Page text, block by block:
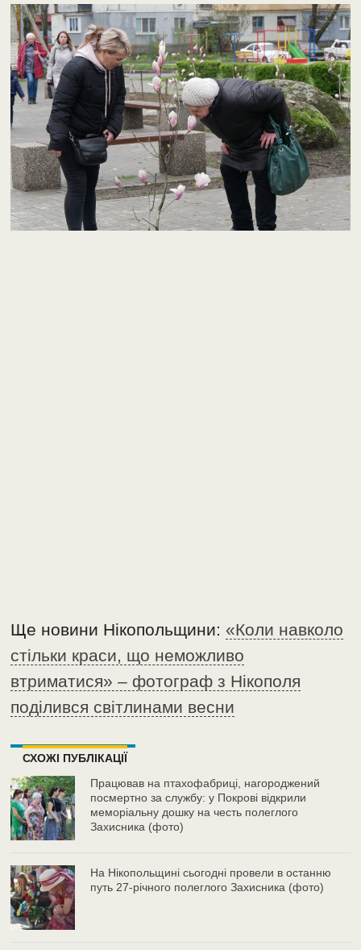
Ще новини Нікопольщини:«Коли навколо
стільки краси, що неможливо
втриматися» – фотограф з Нікополя
поділився світлинами весни
СХОЖІ ПУБЛІКАЦІЇ
Працював на птахофабриці, нагороджений
посмертно за службу: у Покрові відкрили
меморіальну дошку на честь полеглого
Захисника (фото)
На Нікопольщині сьогодні провели в останню
путь 27-річного полеглого Захисника (фото)